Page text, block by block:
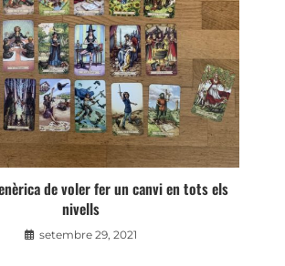
de voler fer un canvi en tots els
nivells
setembre 29, 2021